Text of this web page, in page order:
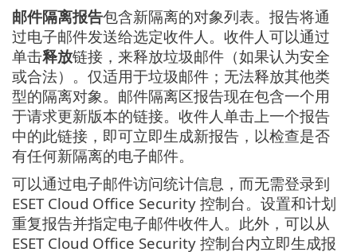
邮件隔离报告包含新隔离的对象列表。报告将通
过电子邮件发送给选定收件人。收件人可以通过
单击释放链接，来释放垃圾邮件（如果认为安全
或合法）。仅适用于垃圾邮件；无法释放其他类
型的隔离对象。邮件隔离区报告现在包含一个用
于请求更新版本的链接。收件人单击上一个报告
中的此链接，即可立即生成新报告，以检查是否
有任何新隔离的电子邮件。
可以通过电子邮件访问统计信息，而无需登录到
ESET Cloud Office Security 控制台。设置和计划
重复报告并指定电子邮件收件人。此外，可以从
ESET Cloud Office Security 控制台内立即生成报